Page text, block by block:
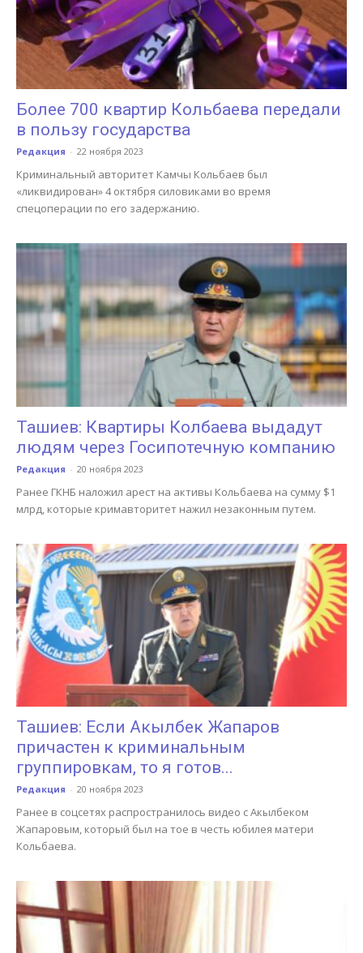
Более 700 квартир Кольбаева передали
в пользу государства
Редакция - 22 ноября 2023
Криминальный авторитет Камчы Кольбаев был
«ликвидирован» 4 октября силовиками во время
спецоперации по его задержанию.
Ташиев: Квартиры Колбаева выдадут
людям через Госипотечную компанию
Редакция - 20 ноября 2023
Ранее ГКНБ наложил арест на активы Кольбаева на сумму $1
млрд, которые кримавторитет нажил незаконным путем.
Ташиев: Если Акылбек Жапаров
причастен к криминальным
группировкам, то я готов...
Редакция - 20 ноября 2023
Ранее в соцсетях распространилось видео с Акылбеком
Жапаровым, который был на тое в честь юбилея матери
Кольбаева.